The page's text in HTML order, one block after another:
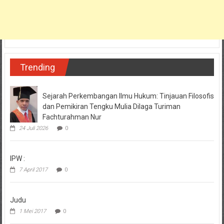
Trending
Sejarah Perkembangan Ilmu Hukum: Tinjauan Filosofis
dan Pemikiran Tengku Mulia Dilaga Turiman
Fachturahman Nur
24 Juli 2026 0
IPW :
7 April 2017 0
Judu
1 Mei 2017 0